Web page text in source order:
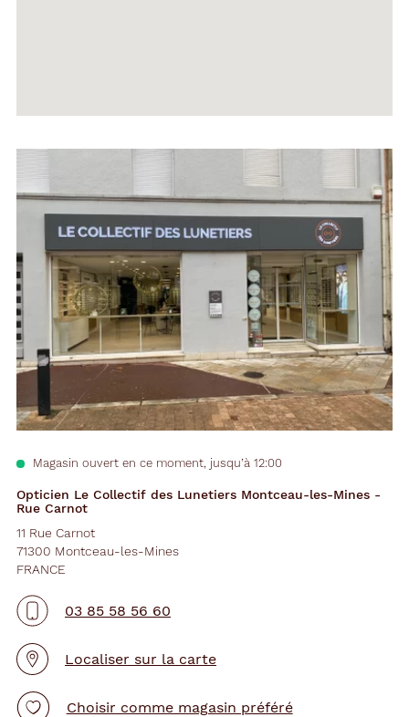
fiche
Opticien Le Collectif des Lunetiers Montceau-les-Mines -
Rue Carnot
Magasin ouvert en ce moment, jusqu’à 12:00
11 Rue Carnot
71300 Montceau-les-Mines
FRANCE
03 85 58 56 60
Localiser sur la carte
Choisir comme magasin préféré